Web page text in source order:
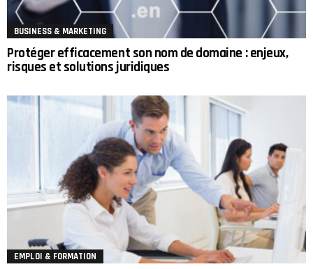
BUSINESS & MARKETING
Protéger efficacement son nom de domaine : enjeux,
risques et solutions juridiques
EMPLOI & FORMATION